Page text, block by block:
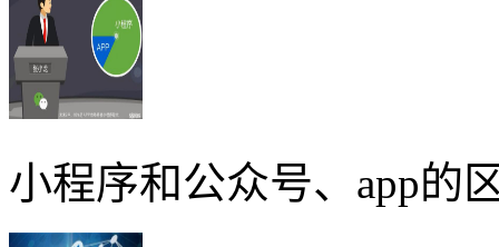
小程序和公众号、app的